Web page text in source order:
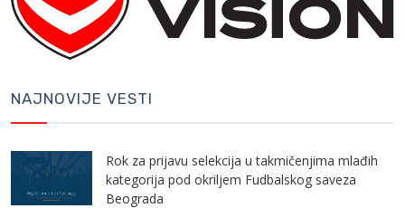
NAJNOVIJE VESTI
Rok za prijavu selekcija u takmičenjima mlađih
kategorija pod okriljem Fudbalskog saveza
Beograda